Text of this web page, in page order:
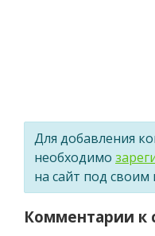
Для добавления
необходимо
на сайт под
Комментарии к